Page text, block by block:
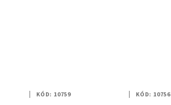
KÓD: 10759 KÓD: 10756